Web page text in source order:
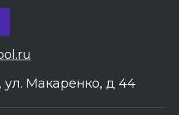
ул. Макаренко, д 44